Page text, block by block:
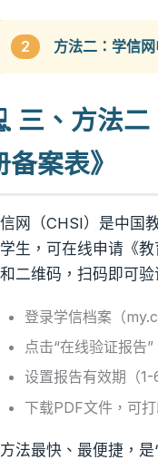
2 方法二：学信
三、方法
备案表》
网（CHSI）是中国
生，可在线申请《
二维码，扫码即可
登录学信档案（
点击“在线验证报告
设置报告有效期（
下载PDF文件，可
法最快、最便捷，是